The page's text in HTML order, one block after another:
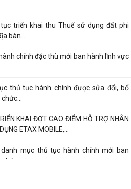
tục triển khai thu Thuế sử dụng đất phi
bàn...
chính đặc thù mới ban hành lĩnh vực
thủ tục hành chính được sửa đổi, bổ
KHAI ĐỢT CAO ĐIỂM HỖ TRỢ NHÂN
ETAX MOBILE,...
mục thủ tục hành chính mới ban